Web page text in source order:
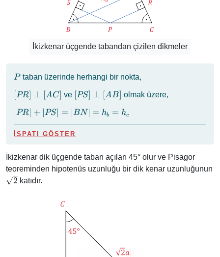
İkizkenar üçgende tabandan çizilen dikmeler
P
P taban üzerinde herhangi bir nokta,
[PR]
[AC]
[PR] ⊥ [AC] ve [PS]
[AB]
[PS] ⊥ [AB] olmak üzere,
\abs{PR}
+
\abs{PS}
\abs{BN}
= h_b =
h_c
PR + PS∣ = BN∣ = hb = hc
İSPATI GÖSTER
İkizkenar dik üçgende taban açıları 45° olur ve Pisagor
teoreminden hipotenüs uzunluğu bir dik kenar uzunluğunun
\sqrt{2}
2 katıdır.